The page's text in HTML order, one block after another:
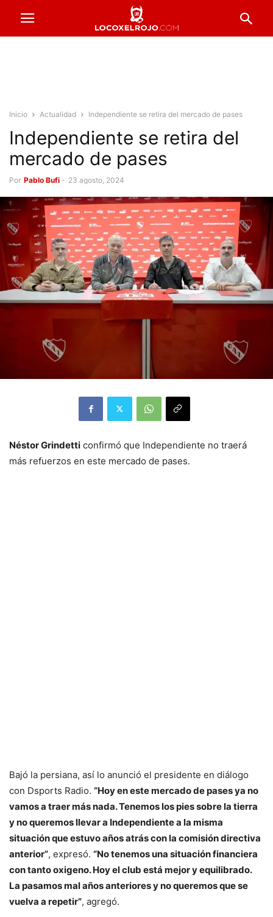
Inicio Actualidad Independiente se retira del mercado de pases
Independiente se retira del
mercado de pases
Por Pablo Bufi - 23 agosto, 2024
Néstor Grindetti confirmó que Independiente no traerá
más refuerzos en este mercado de pases.
Bajó la persiana, así lo anunció el presidente en diálogo
con Dsports Radio. “Hoy en este mercado de pases ya no
vamos a traer más nada. Tenemos los pies sobre la tierra
y no queremos llevar a Independiente a la misma
situación que estuvo años atrás con la comisión directiva
anterior”, expresó. “No tenemos una situación financiera
con tanto oxigeno. Hoy el club está mejor y equilibrado.
La pasamos mal años anteriores y no queremos que se
vuelva a repetir”, agregó.